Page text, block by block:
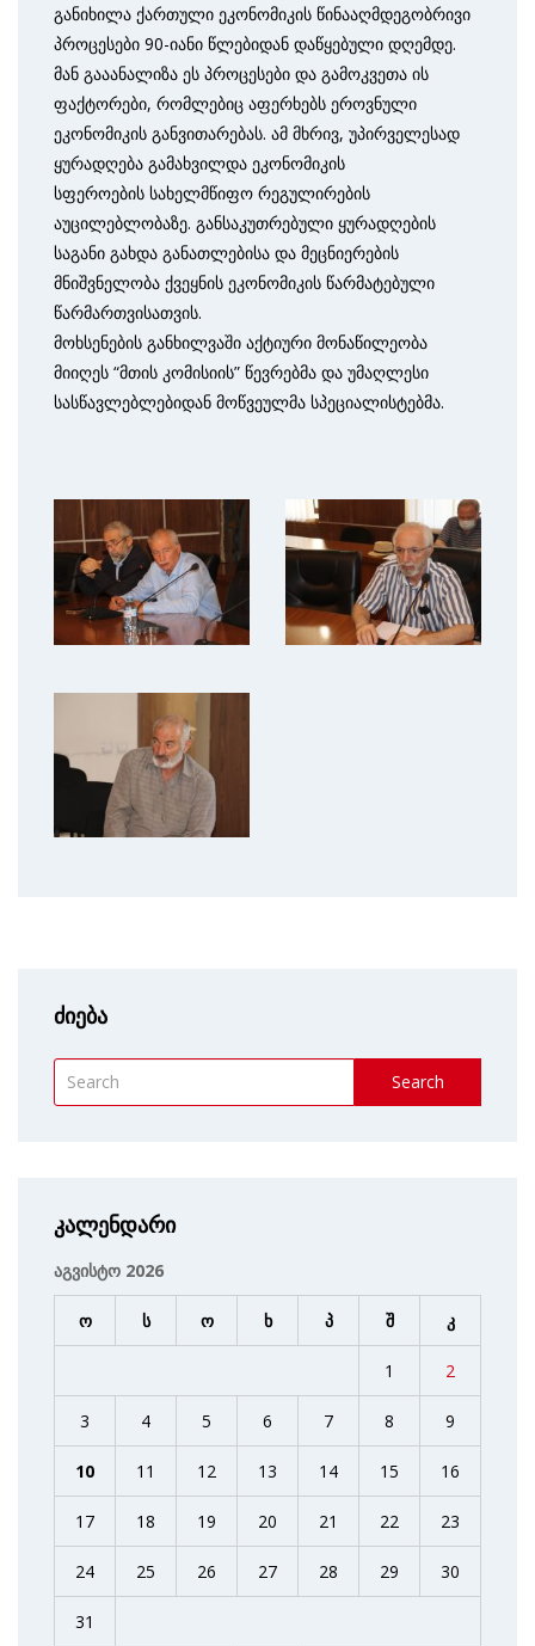
განიხილა ქართული ეკონომიკის წინააღმდეგობრივი
პროცესები 90-იანი წლებიდან დაწყებული დღემდე.
მან გააანალიზა ეს პროცესები და გამოკვეთა ის
ფაქტორები, რომლებიც აფერხებს ეროვნული
ეკონომიკის განვითარებას. ამ მხრივ, უპირველესად
ყურადღება გამახვილდა ეკონომიკის
სფეროების სახელმწიფო რეგულირების
აუცილებლობაზე. განსაკუთრებული ყურადღების
საგანი გახდა განათლებისა და მეცნიერების
მნიშვნელობა ქვეყნის ეკონომიკის წარმატებული
წარმართვისათვის.
მოხსენების განხილვაში აქტიური მონაწილეობა
მიიღეს “მთის კომისიის” წევრებმა და უმაღლესი
სასწავლებლებიდან მოწვეულმა სპეციალისტებმა.
ძიება
Search
კალენდარი
აგვისტო 2026
ო ს ო ხ პ შ კ
1 2
3 4 5 6 7 8 9
10 11 12 13 14 15 16
17 18 19 20 21 22 23
24 25 26 27 28 29 30
31